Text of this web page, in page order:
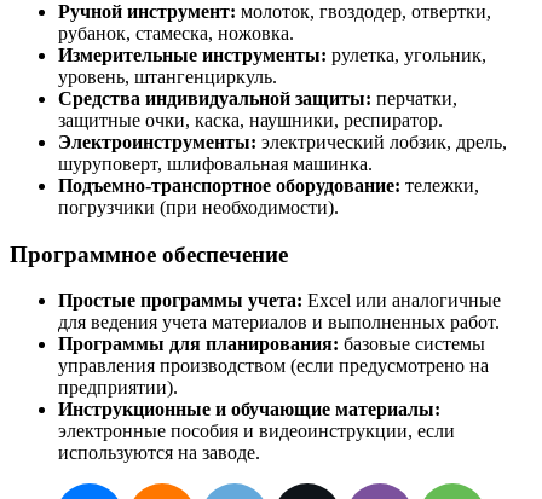
Ручной инструмент: молоток, гвоздодер, отвертки,
рубанок, стамеска, ножовка.
Измерительные инструменты: рулетка, угольник,
уровень, штангенциркуль.
Средства индивидуальной защиты: перчатки,
защитные очки, каска, наушники, респиратор.
Электроинструменты: электрический лобзик, дрель,
шуруповерт, шлифовальная машинка.
Подъемно-транспортное оборудование: тележки,
погрузчики (при необходимости).
Программное обеспечение
Простые программы учета: Excel или аналогичные
для ведения учета материалов и выполненных работ.
Программы для планирования: базовые системы
управления производством (если предусмотрено на
предприятии).
Инструкционные и обучающие материалы:
электронные пособия и видеоинструкции, если
используются на заводе.